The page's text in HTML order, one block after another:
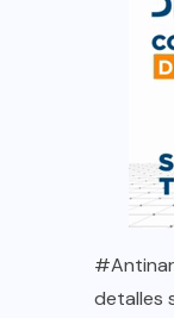
detalles